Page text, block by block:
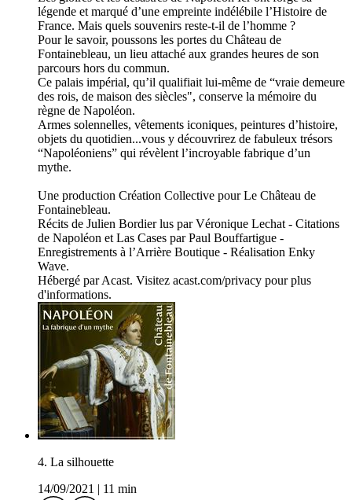
légende et marqué d’une empreinte indélébile l’Histoire de
France. Mais quels souvenirs reste-t-il de l’homme ?
Pour le savoir, poussons les portes du Château de
Fontainebleau, un lieu attaché aux grandes heures de son
parcours hors du commun.
Ce palais impérial, qu’il qualifiait lui-même de “vraie demeure
des rois, de maison des siècles", conserve la mémoire du
règne de Napoléon.
Armes solennelles, vêtements iconiques, peintures d’histoire,
objets du quotidien...vous y découvrirez de fabuleux trésors
“Napoléoniens” qui révèlent l’incroyable fabrique d’un
mythe.
Une production Création Collective pour Le Château de
Fontainebleau.
Récits de Julien Bordier lus par Véronique Lechat - Citations
de Napoléon et Las Cases par Paul Bouffartigue -
Enregistrements à l’Arrière Boutique - Réalisation Enky
Wave.
Hébergé par Acast. Visitez acast.com/privacy pour plus
d'informations.
4. La silhouette
14/09/2021
11 min